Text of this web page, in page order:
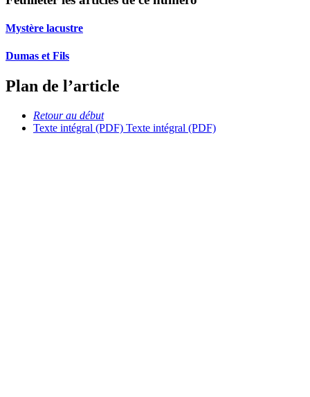
Mystère lacustre
Dumas et Fils
Plan de l’article
Retour au début
Texte intégral (PDF) Texte intégral (PDF)